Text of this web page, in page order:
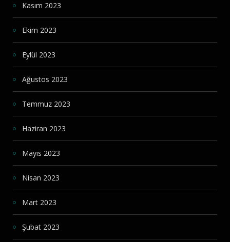
Kasım 2023
Ekim 2023
Eylül 2023
Ağustos 2023
Temmuz 2023
Haziran 2023
Mayıs 2023
Nisan 2023
Mart 2023
Şubat 2023